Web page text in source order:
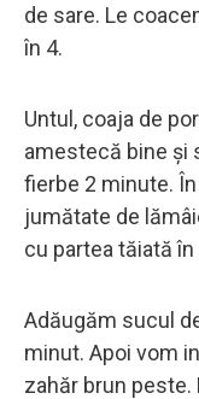
de sare. Le
în 4.
Untul, coaja de
amestecă bine și
fierbe 2 minute.
jumătate de
cu partea tăiată în
Adăugăm sucul
minut. Apoi vom
zahăr brun